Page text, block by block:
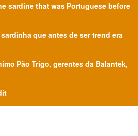
sardine that was Portuguese before
que antes de ser trend era
Pão Trigo, gerentes da Balantek,